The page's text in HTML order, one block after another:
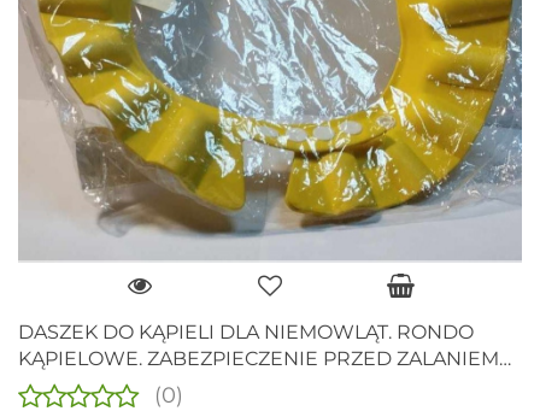
DASZEK DO KĄPIELI DLA NIEMOWLĄT. RONDO
KĄPIELOWE. ZABEZPIECZENIE PRZED ZALANIEM
USZU I OCZU W KĄPIELI.
(0)